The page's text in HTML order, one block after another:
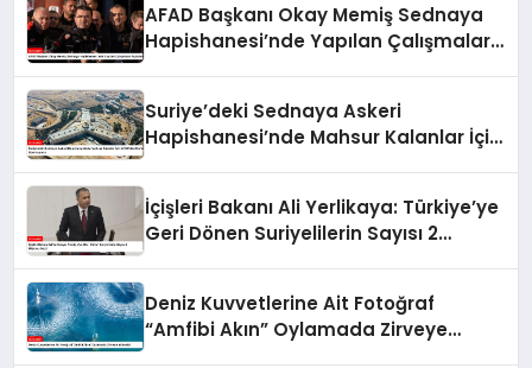
AFAD Başkanı Okay Memiş Sednaya
Hapishanesi’nde Yapılan Çalışmaları
Suriye’deki Sednaya Askeri
Hapishanesi’nde Mahsur Kalanlar İçin
İçişleri Bakanı Ali Yerlikaya: Türkiye’ye
Geri Dönen Suriyelilerin Sayısı 2
Deniz Kuvvetlerine Ait Fotoğraf
“Amfibi Akın” Oylamada Zirveye